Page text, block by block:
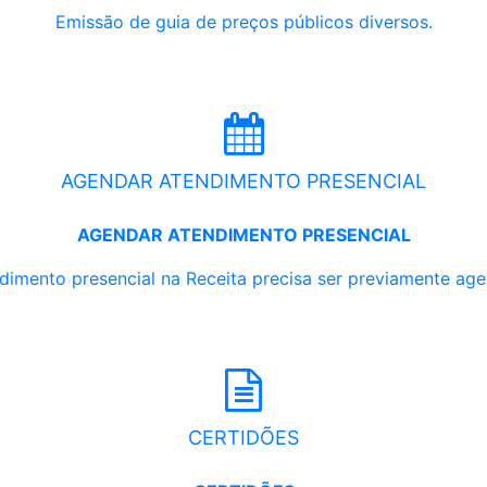
Emissão de guia de preços públicos diversos.
AGENDAR ATENDIMENTO PRESENCIAL
AGENDAR ATENDIMENTO PRESENCIAL
presencial na Receita precisa ser previamente
CERTIDÕES